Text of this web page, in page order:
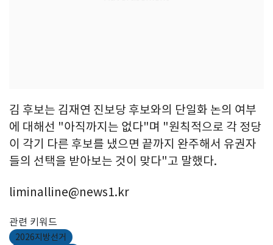
김 후보는 김재연 진보당 후보와의 단일화 논의 여부
에 대해선 "아직까지는 없다"며 "원칙적으로 각 정당
이 각기 다른 후보를 냈으면 끝까지 완주해서 유권자
들의 선택을 받아보는 것이 맞다"고 말했다.
liminalline@news1.kr
관련 키워드
2026지방선거